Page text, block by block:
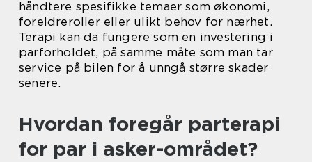
håndtere spesifikke temaer som økonomi,
foreldreroller eller ulikt behov for nærhet.
Terapi kan da fungere som en investering i
parforholdet, på samme måte som man tar
service på bilen for å unngå større skader
senere.
Hvordan foregår parterapi
for par i asker-området?